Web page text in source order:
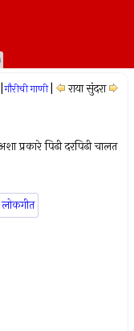
गौरीची गाणी राया सुंदरा
प्रकारे पिढी दरपिढी चालत
लोकगीत